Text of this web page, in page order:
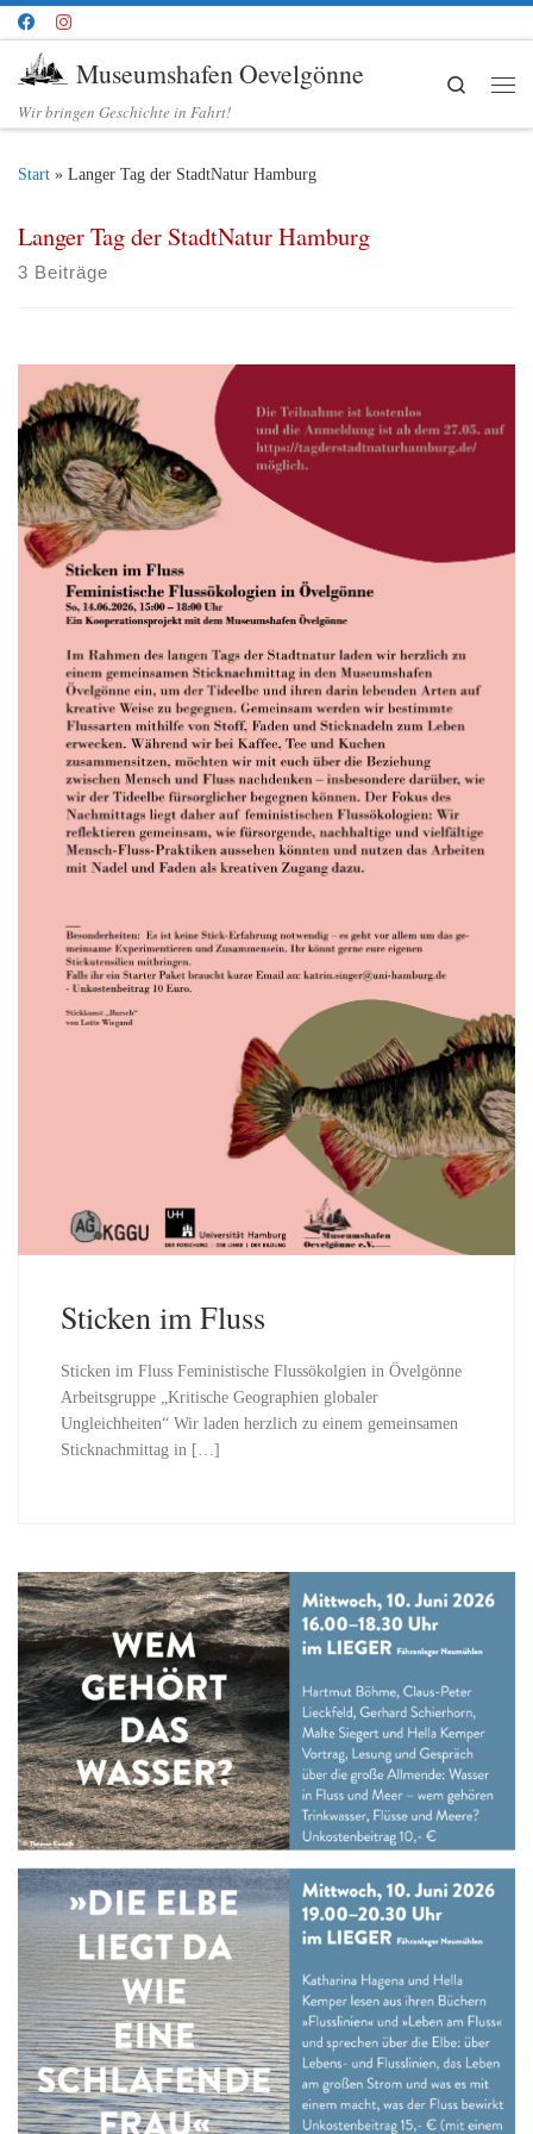
Zum Inhalt springen
Museumshafen Oevelgönne
Wir bringen Geschichte in Fahrt!
Search
Start » Langer Tag der StadtNatur Hamburg
Langer Tag der StadtNatur Hamburg
3 Beiträge
Sticken im Fluss
Sticken im Fluss Feministische Flussökolgien in Övelgönne
Arbeitsgruppe „Kritische Geographien globaler
Ungleichheiten“ Wir laden herzlich zu einem gemeinsamen
Sticknachmittag in […]